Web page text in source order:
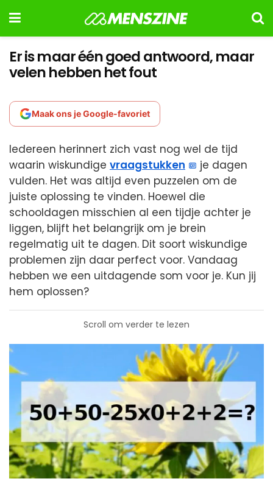
Er is maar één goed antwoord, maar
velen hebben het fout
Maak ons je Google-favoriet
Iedereen herinnert zich vast nog wel de tijd
waarin wiskundige vraagstukken
je dagen
vulden. Het was altijd even puzzelen om de
juiste oplossing te vinden. Hoewel die
schooldagen misschien al een tijdje achter je
liggen, blijft het belangrijk om je brein
regelmatig uit te dagen. Dit soort wiskundige
problemen zijn daar perfect voor. Vandaag
hebben we een uitdagende som voor je. Kun jij
hem oplossen?
Scroll om verder te lezen